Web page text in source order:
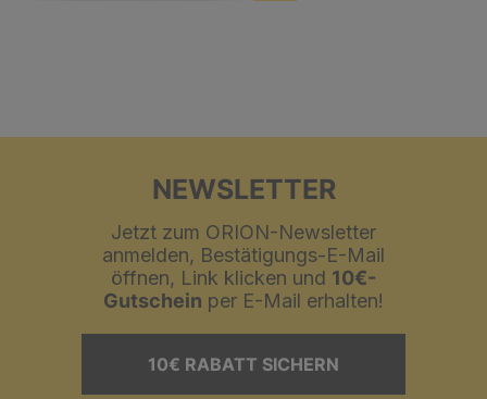
NEWSLETTER
Jetzt zum ORION-Newsletter
anmelden, Bestätigungs-E-Mail
öffnen, Link klicken und 10€-
Gutschein per E-Mail erhalten!
10€ RABATT SICHERN